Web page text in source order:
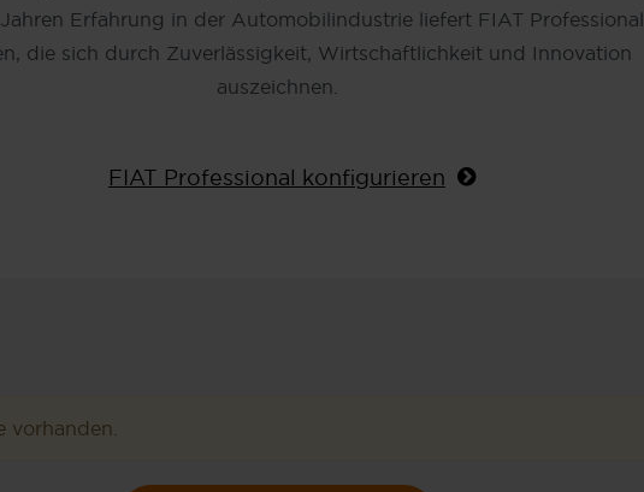
Erfahrung in der Automobilindustrie liefert FIAT Professional
die sich durch Zuverlässigkeit, Wirtschaftlichkeit und Innovation
auszeichnen.
FIAT Professional konfigurieren
vorhanden.